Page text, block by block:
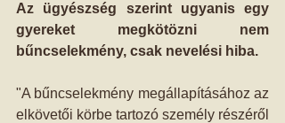
Az ügyészség szerint ugyanis egy
gyereket megkötözni nem
bűncselekmény, csak nevelési hiba.
"A bűncselekmény megállapításához az
elkövetői körbe tartozó személy részéről